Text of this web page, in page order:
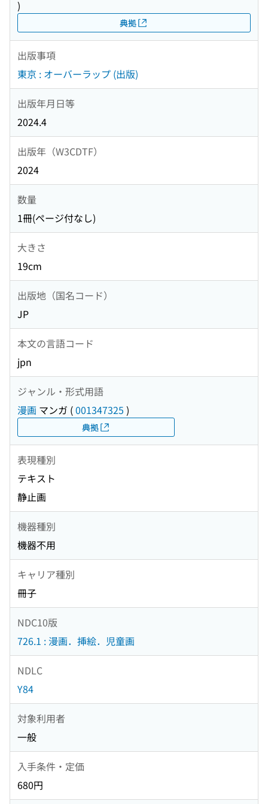
)
典拠
出版事項
東京 : オーバーラップ (出版)
出版年月日等
2024.4
出版年（W3CDTF）
2024
数量
1冊(ページ付なし)
大きさ
19cm
出版地（国名コード）
JP
本文の言語コード
jpn
ジャンル・形式用語
漫画 マンガ (001347325 )
典拠
表現種別
テキスト
静止画
機器種別
機器不用
キャリア種別
冊子
NDC10版
726.1 : 漫画．挿絵．児童画
NDLC
Y84
対象利用者
一般
入手条件・定価
680円